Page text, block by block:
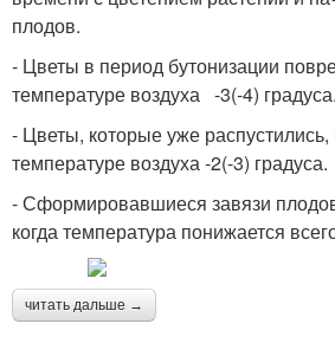
плодов.
- Цветы в период бутонизации
температуре воздуха -3(-4) градуса.
- Цветы, которые уже
температуре воздуха -2(-3) градуса.
- Сформировавшиеся завязи
когда температура понижается
читать дальше →